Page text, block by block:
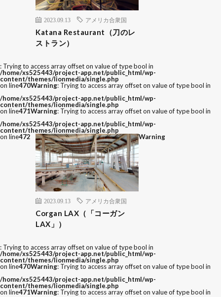
2023.09.13 アメリカ合衆国
Katana Restaurant（刀のレ
ストラン）
: Trying to access array offset on value of type bool in
/home/xs525443/project-app.net/public_html/wp-
content/themes/lionmedia/single.php
on line470Warning: Trying to access array offset on value of type bool in
/home/xs525443/project-app.net/public_html/wp-
content/themes/lionmedia/single.php
on line471Warning: Trying to access array offset on value of type bool in
/home/xs525443/project-app.net/public_html/wp-
content/themes/lionmedia/single.php
on line472
2023.09.13 アメリカ合衆国
Corgan LAX（「コーガン
LAX」）
Warning
: Trying to access array offset on value of type bool in
/home/xs525443/project-app.net/public_html/wp-
content/themes/lionmedia/single.php
on line470Warning: Trying to access array offset on value of type bool in
/home/xs525443/project-app.net/public_html/wp-
content/themes/lionmedia/single.php
on line471Warning: Trying to access array offset on value of type bool in